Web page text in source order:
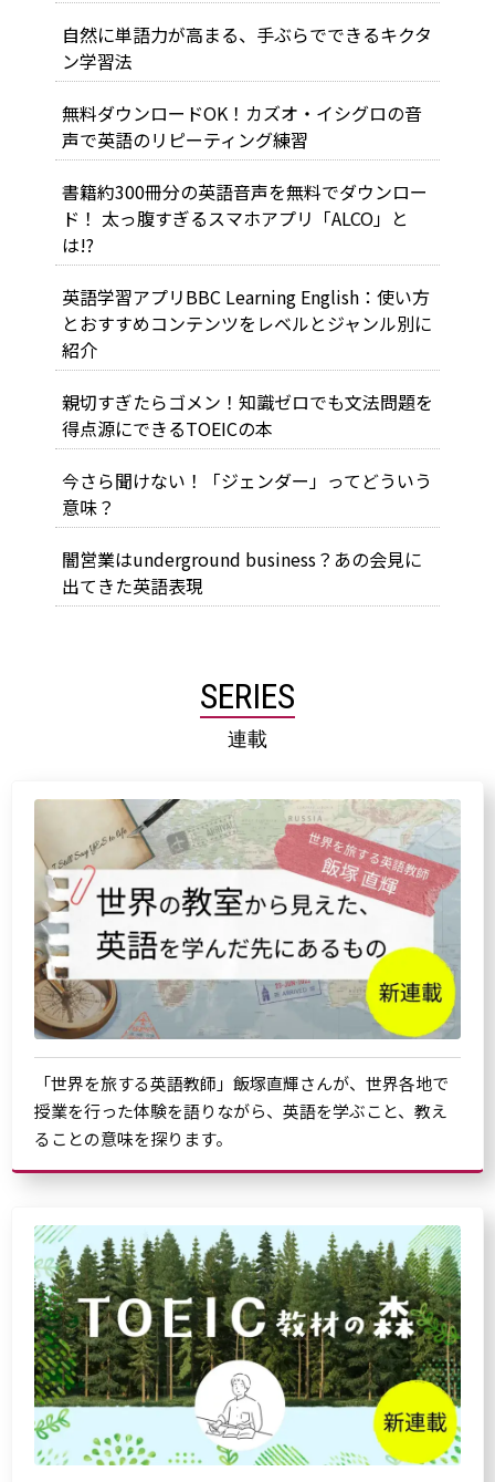
自然に単語力が高まる、手ぶらでできるキクタ
ン学習法
無料ダウンロードOK！カズオ・イシグロの音
声で英語のリピーティング練習
書籍約300冊分の英語音声を無料でダウンロー
ド！ 太っ腹すぎるスマホアプリ「ALCO」と
は!?
英語学習アプリBBC Learning English：使い方
とおすすめコンテンツをレベルとジャンル別に
紹介
親切すぎたらゴメン！知識ゼロでも文法問題を
得点源にできるTOEICの本
今さら聞けない！「ジェンダー」ってどういう
意味？
闇営業はunderground business？あの会見に
出てきた英語表現
SERIES
連載
「世界を旅する英語教師」飯塚直輝さんが、世界各地で
授業を行った体験を語りながら、英語を学ぶこと、教え
ることの意味を探ります。